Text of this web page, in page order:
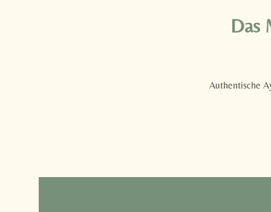
Das
Authentische